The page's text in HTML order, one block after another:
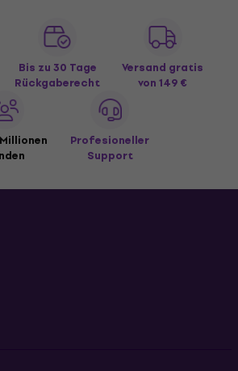
Bis zu 30 Tage
Rückgaberecht
Versand gratis
von 149 €
Profesioneller
Support